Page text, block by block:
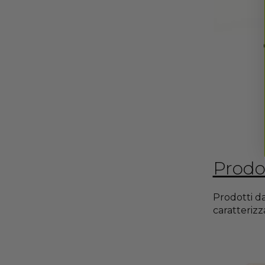
Prodotti